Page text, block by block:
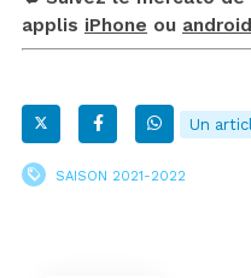
applis iPhone ou android
Un
SAISON 2021-2022